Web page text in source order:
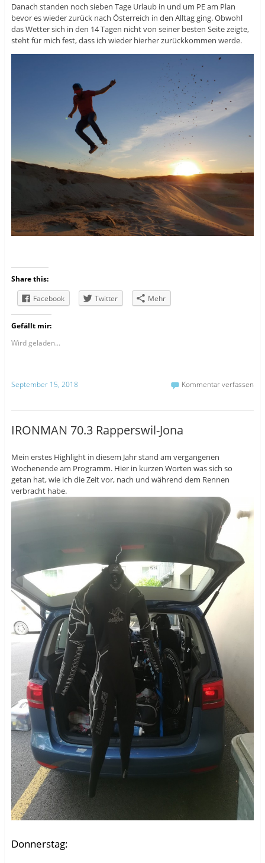
Danach standen noch sieben Tage Urlaub in und um PE am Plan
bevor es wieder zurück nach Österreich in den Alltag ging. Obwohl
das Wetter sich in den 14 Tagen nicht von seiner besten Seite zeigte,
steht für mich fest, dass ich wieder hierher zurückkommen werde.
Share this:
Facebook
Twitter Mehr
Gefällt mir:
Wird geladen...
September 15, 2018 Kommentar verfassen
IRONMAN 70.3 Rapperswil-Jona
Mein erstes Highlight in diesem Jahr stand am vergangenen
Wochenende am Programm. Hier in kurzen Worten was sich so
getan hat, wie ich die Zeit vor, nach und während dem Rennen
verbracht habe.
Donnerstag: